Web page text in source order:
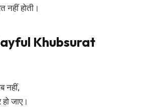
नहीं होती।
Khubsurat
नहीं,
जाए।